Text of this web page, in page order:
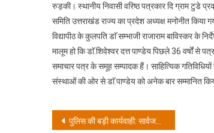
रुड़की। स्थानीय निवासी वरिष्ठ पत्रकार दि ग्राम टुडे
समिति उत्तराखंड राज्य का प्रदेश अध्यक्ष मनोनीत किया
विद्यापीठ के कुलपति डाॅ सम्भाजी राजाराम बाविस्कर के
मालूम हो कि डाॅ.शिवेश्वर दत्त पाण्डेय पिछले 36 वर्षों से
समाचार पत्र के समूह सम्पादक हैं। साहित्यिक गतिविधियों
संस्थाओं की ओर से डाॅ.पाण्डेय को अनेक बार सम्मानित
Post
पुलिस की बड़ी कार्यवाही: सार्वजनिक स्थानो व ढाबो में बैठकर जाम छलकाना युवको को पडा भारी